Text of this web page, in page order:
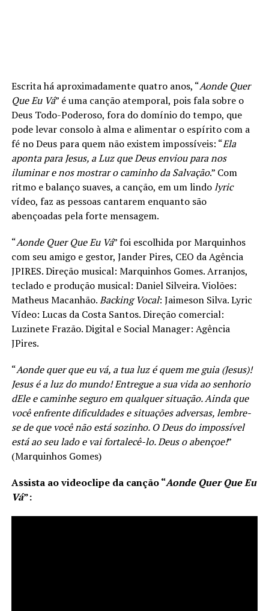
Escrita há aproximadamente quatro anos, “Aonde Quer
Que Eu Vá” é uma canção atemporal, pois fala sobre o
Deus Todo-Poderoso, fora do domínio do tempo, que
pode levar consolo à alma e alimentar o espírito com a
fé no Deus para quem não existem impossíveis: “Ela
aponta para Jesus, a Luz que Deus enviou para nos
iluminar e nos mostrar o caminho da Salvação.” Com
ritmo e balanço suaves, a canção, em um lindolyric
vídeo, faz as pessoas cantarem enquanto são
abençoadas pela forte mensagem.
“Aonde Quer Que Eu Vá” foi escolhida por Marquinhos
com seu amigo e gestor, Jander Pires, CEO da Agência
JPIRES. Direção musical: Marquinhos Gomes. Arranjos,
teclado e produção musical: Daniel Silveira. Violões:
Matheus Macanhão.Backing Vocal: Jaimeson Silva. Lyric
Vídeo: Lucas da Costa Santos. Direção comercial:
Luzinete Frazão. Digital e Social Manager: Agência
JPires.
“Aonde quer que eu vá, a tua luz é quem me guia (Jesus)!
Jesus é a luz do mundo! Entregue a sua vida ao senhorio
dEle e caminhe seguro em qualquer situação. Ainda que
você enfrente dificuldades e situações adversas, lembre-
se de que você não está sozinho. O Deus do impossível
está ao seu lado e vai fortalecê-lo. Deus o abençoe!”
(Marquinhos Gomes)
Assista ao videoclipe da canção“Aonde Quer Que Eu
Vá”: